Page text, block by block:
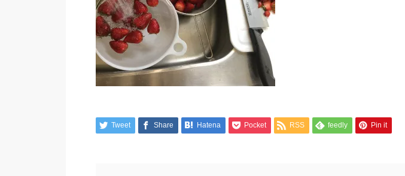
Tweet Share Hatena Pocket RSS feedly Pin it